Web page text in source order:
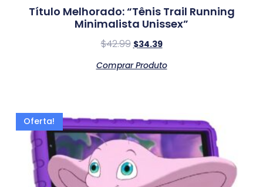
Título Melhorado: “Tênis Trail Running
Minimalista Unissex”
$42.99 $34.39
Comprar Produto
Oferta!